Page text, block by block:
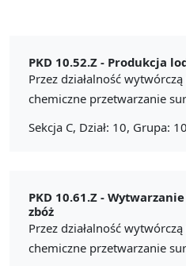
PKD 10.52.Z - Produkcja
Przez działalność
chemiczne przetwarzanie
Sekcja C, Dział: 10, Grupa:
PKD 10.61.Z -
zbóż
Przez działalność
chemiczne przetwarzanie